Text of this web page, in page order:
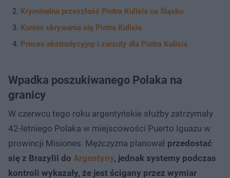
Kryminalna przeszłość Piotra Kulisia na Śląsku
Koniec ukrywania się Piotra Kulisia
Proces ekstradycyjny i zarzuty dla Piotra Kulisia
Wpadka poszukiwanego Polaka na
granicy
W czerwcu tego roku argentyńskie służby zatrzymały
42-letniego Polaka w miejscowości Puerto Iguazu w
prowincji Misiones. Mężczyzna planował przedostać
się z Brazylii do Argentyny, jednak systemy podczas
kontroli wykazały, że jest ścigany przez wymiar